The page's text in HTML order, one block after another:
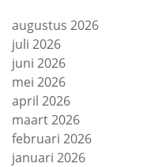
augustus 2026
juli 2026
juni 2026
mei 2026
april 2026
maart 2026
februari 2026
januari 2026